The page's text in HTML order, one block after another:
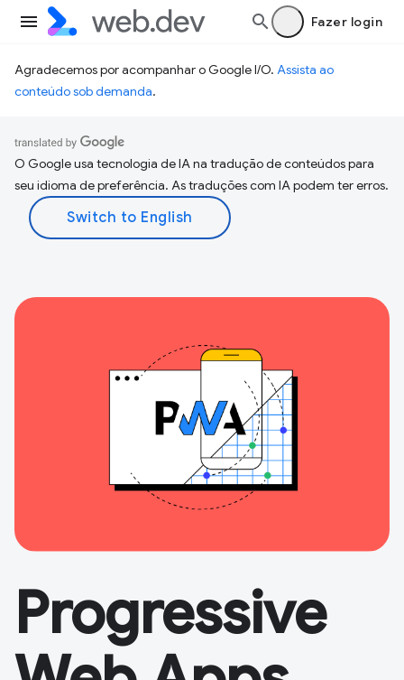
Fazer login
Agradecemos por acompanhar o Google I/O. Assista ao
conteúdo sob demanda.
O Google usa tecnologia de IA na tradução de conteúdos para
seu idioma de preferência. As traduções com IA podem ter erros.
Progressive